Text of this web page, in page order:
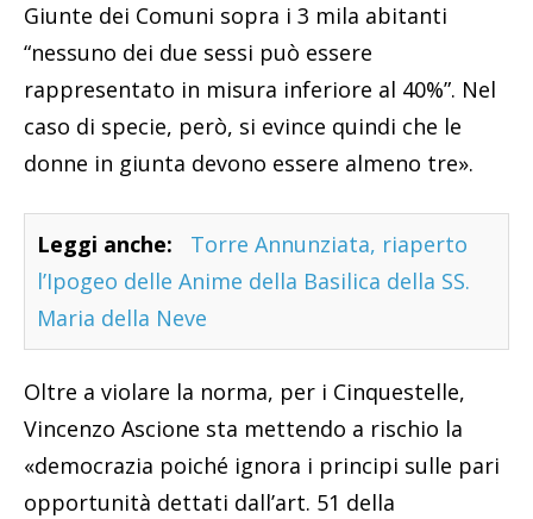
Giunte dei Comuni sopra i 3 mila abitanti
“nessuno dei due sessi può essere
rappresentato in misura inferiore al 40%”. Nel
caso di specie, però, si evince quindi che le
donne in giunta devono essere almeno tre».
Leggi anche:
Torre Annunziata, riaperto
l’Ipogeo delle Anime della Basilica della SS.
Maria della Neve
Oltre a violare la norma, per i Cinquestelle,
Vincenzo Ascione sta mettendo a rischio la
«democrazia poiché ignora i principi sulle pari
opportunità dettati dall’art. 51 della